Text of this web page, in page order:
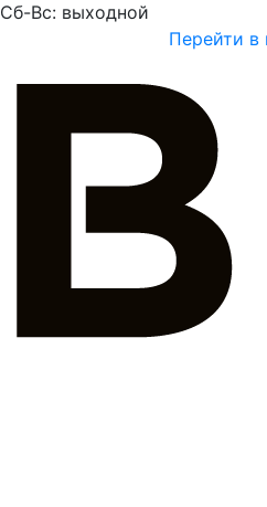
Сб-Вс: выходной
Перейти в